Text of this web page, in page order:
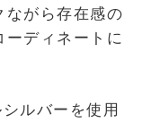
ながら存在感の
ーディネートに
ルバーを使用